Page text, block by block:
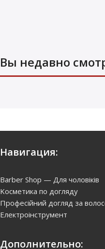
Вы недавно
Навигация:
Barber Shop — Для чоловіків
Kосметика по догляду
Професійний догляд за
Електроінструмент
Дополнительно: